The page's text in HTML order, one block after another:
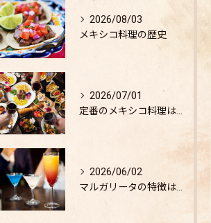
2026/08/03
メキシコ料理の歴史
2026/07/01
2026/06/02